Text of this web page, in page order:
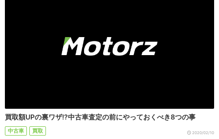
買取額UPの裏ワザ!?中古車査定の前にやっておくべき8つの事
中古車 買取 2020/02/10